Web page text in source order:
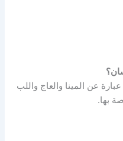
عن المينا والعاج واللب
بها.